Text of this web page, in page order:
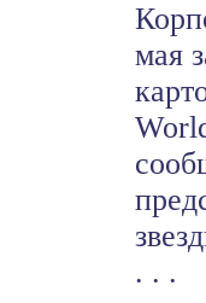
мая
. . .